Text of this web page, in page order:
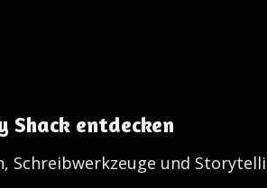
Shack entdecken
Schreibwerkzeuge und